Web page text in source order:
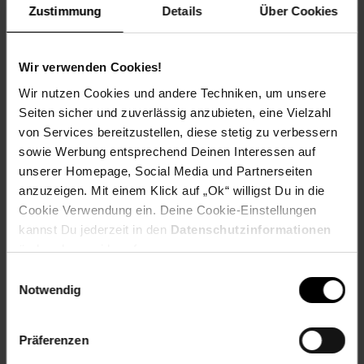
Zustimmung Details Über Cookies
Wir verwenden Cookies!
Wir nutzen Cookies und andere Techniken, um unsere
Seiten sicher und zuverlässig anzubieten, eine Vielzahl
von Services bereitzustellen, diese stetig zu verbessern
sowie Werbung entsprechend Deinen Interessen auf
unserer Homepage, Social Media und Partnerseiten
anzuzeigen. Mit einem Klick auf „Ok“ willigst Du in die
Cookie Verwendung ein. Deine Cookie-Einstellungen
kannst Du jederzeit in den Datenschutzinformationen
ändern bzw. widerrufen.
Notwendig
Präferenzen
Kennzeichnung
Bewertungen
Versandinformationen
Herstellerinformationen
Fußzeile
Weitere Online-Angebote
Netto Reisen Weinwelt